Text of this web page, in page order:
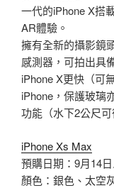
一代的iPhone X搭
AR體驗。
擁有全新的攝影鏡
感測器，可拍出具
iPhone X更快（可
iPhone，保護玻璃
功能（水下2公尺可
iPhone Xs Max
預購日期：9月14
顏色：銀色、太空